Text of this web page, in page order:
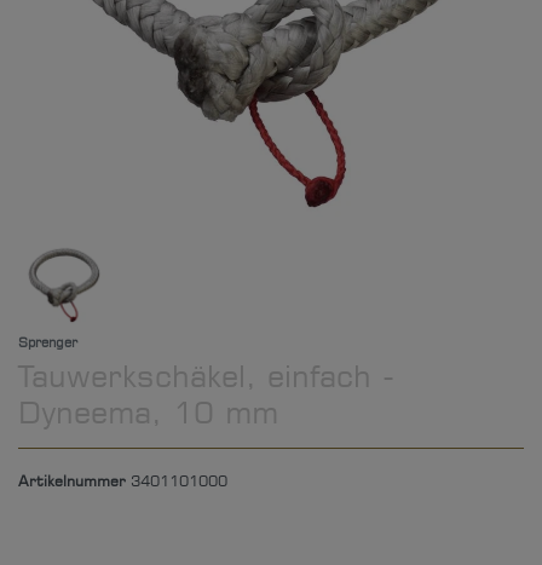
Sprenger
Tauwerkschäkel, einfach -
Dyneema, 10 mm
Artikelnummer 3401101000